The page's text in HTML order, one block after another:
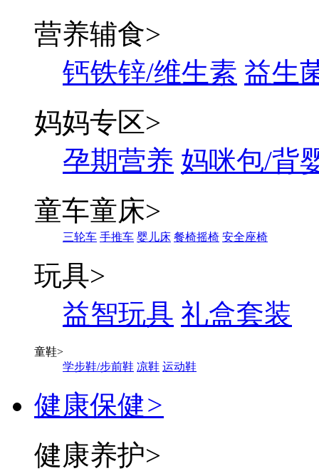
营养辅食>
钙铁锌/维生素 益生
妈妈专区>
孕期营养 妈咪包/背
童车童床>
三轮车 手推车 婴儿床 餐椅摇椅 安全座椅
玩具>
益智玩具 礼盒套装
童鞋>
学步鞋/步前鞋 凉鞋 运动鞋
健康保健>
健康养护>